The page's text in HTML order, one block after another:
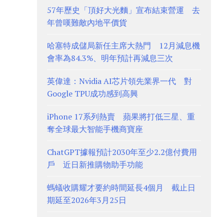
57年歷史「頂好大光麵」宣布結束營運 去
年曾嘆難敵內地平價貨
哈塞特成儲局新任主席大熱門 12月減息機
會率為84.3%、明年預計再減息三次
英偉達：Nvidia AI芯片領先業界一代 對
Google TPU成功感到高興
iPhone 17系列熱賣 蘋果將打低三星、重
奪全球最大智能手機商寶座
ChatGPT據報預計2030年至少2.2億付費用
戶 近日新推購物助手功能
螞蟻收購耀才要約時間延長4個月 截止日
期延至2026年3月25日